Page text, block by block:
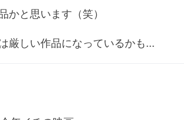
かと思います（笑）
厳しい作品になっているかも...